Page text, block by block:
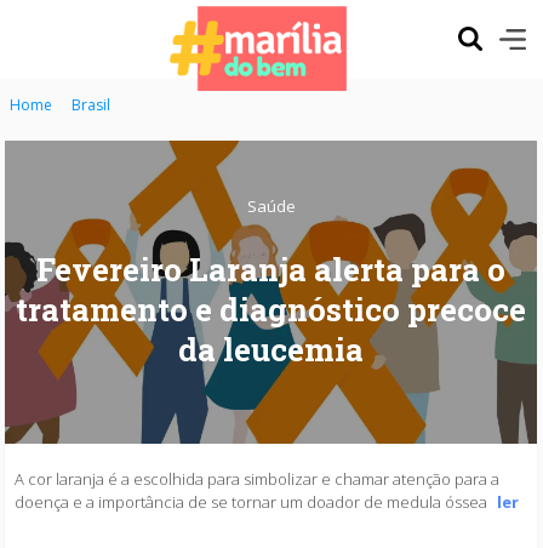
Home Brasil
Saúde
Fevereiro Laranja alerta para o
tratamento e diagnóstico precoce
da leucemia
A cor laranja é a escolhida para simbolizar e chamar atenção para a
doença e a importância de se tornar um doador de medula óssea ler